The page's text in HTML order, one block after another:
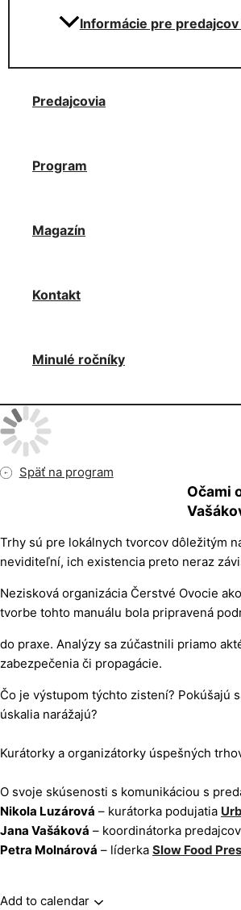
Informácie pre
Predajcovia
Program
Magazín
Kontakt
Minulé ročníky
Späť na program
Očami
Trhy sú pre lokálnych tvorcov dôležitým
neviditeľní, ich existencia preto neraz
Nezisková organizácia Čerstvé Ovocie
tvorbe tohto manuálu bola pripravená
do praxe. Analýzy sa zúčastnili priamo
zabezpečenia či propagácie.
Čo je výstupom týchto zistení? Pokúšajú
úskalia narážajú?
Kurátorky a organizátorky úspešných
O svoje skúsenosti s komunikáciou s
Nikola Luzárová – kurátorka podujatia
Jana Vašáková – koordinátorka
Petra Molnárová – líderka Slow Food
Add to calendar